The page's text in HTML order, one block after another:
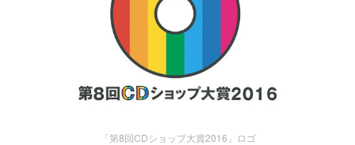
「第8回CDショップ大賞2016」ロゴ